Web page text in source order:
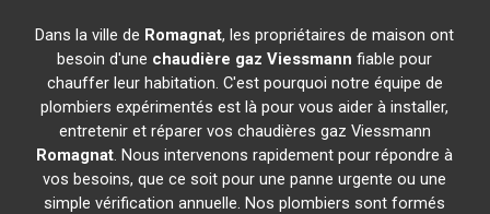
Dans la ville de Romagnat, les propriétaires de maison ont
besoin d'une chaudière gaz Viessmann fiable pour
chauffer leur habitation. C'est pourquoi notre équipe de
plombiers expérimentés est là pour vous aider à installer,
entretenir et réparer vos chaudières gaz Viessmann
Romagnat. Nous intervenons rapidement pour répondre à
vos besoins, que ce soit pour une panne urgente ou une
simple vérification annuelle. Nos plombiers sont formés